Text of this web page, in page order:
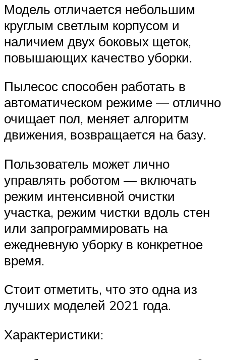
Модель отличается небольшим
круглым светлым корпусом и
наличием двух боковых щеток,
повышающих качество уборки.
Пылесос способен работать в
автоматическом режиме — отлично
очищает пол, меняет алгоритм
движения, возвращается на базу.
Пользователь может лично
управлять роботом — включать
режим интенсивной очистки
участка, режим чистки вдоль стен
или запрограммировать на
ежедневную уборку в конкретное
время.
Стоит отметить, что это одна из
лучших моделей 2021 года.
Характеристики: